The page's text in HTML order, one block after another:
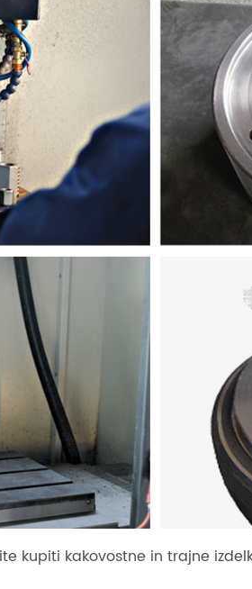
kupiti kakovostne in trajne